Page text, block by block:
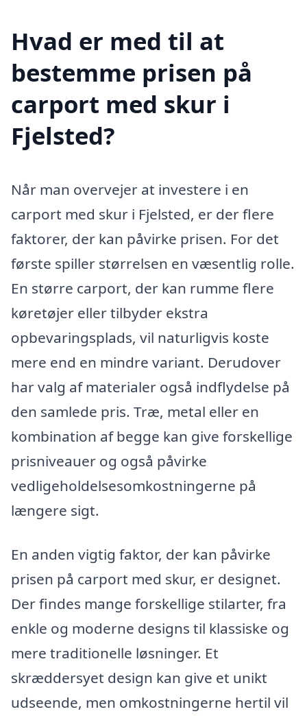
Hvad er med til at
bestemme prisen på
carport med skur i
Fjelsted?
Når man overvejer at investere i en
carport med skur i Fjelsted, er der flere
faktorer, der kan påvirke prisen. For det
første spiller størrelsen en væsentlig rolle.
En større carport, der kan rumme flere
køretøjer eller tilbyder ekstra
opbevaringsplads, vil naturligvis koste
mere end en mindre variant. Derudover
har valg af materialer også indflydelse på
den samlede pris. Træ, metal eller en
kombination af begge kan give forskellige
prisniveauer og også påvirke
vedligeholdelsesomkostningerne på
længere sigt.
En anden vigtig faktor, der kan påvirke
prisen på carport med skur, er designet.
Der findes mange forskellige stilarter, fra
enkle og moderne designs til klassiske og
mere traditionelle løsninger. Et
skræddersyet design kan give et unikt
udseende, men omkostningerne hertil vil